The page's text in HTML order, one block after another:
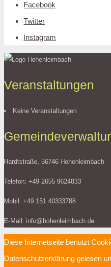
Facebook
Twitter
Instagram
Veranstaltungen
Keine Veranstaltungen
Hardtstraße, 56746 Hohenleimbach
Telefon: +49 2655 9624833
Mobil: +49 151 40333788
E-Mail: info@hohenleimbach.de
Diese Internetseite benutzt
Datenschutzerklärung gelesen